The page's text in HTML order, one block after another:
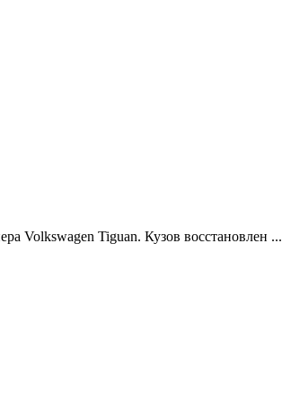
Volkswagen Tiguan. Кузов восстановлен ...